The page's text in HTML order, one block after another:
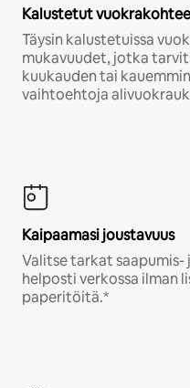
Kalustetut
Täysin kalustetuissa
mukavuudet, jotka
kuukauden tai
vaihtoehtoja
Kaipaamasi joustavuus
Valitse tarkat saapumis-
helposti verkossa ilman
paperitöitä.*